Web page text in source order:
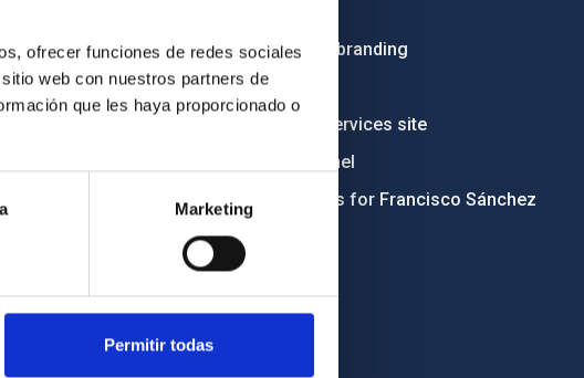
ofrecer funciones de redes sociales
web con nuestros partners de
que les haya proporcionado o
Marketing
Permitir todas
Institutional branding
RSS
Electronic services site
Ethics channel
Condolences for Francisco Sánchez